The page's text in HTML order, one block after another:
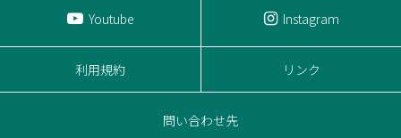
Youtube Instagram
利用規約 リンク
問い合わせ先